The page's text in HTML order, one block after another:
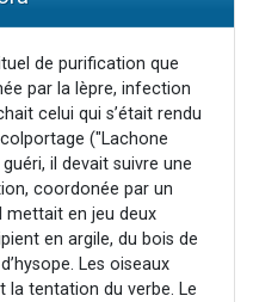
pour étudier en groupe sur Zoom
son Maasser
son Maasser
de purification que
par la lèpre, infection
celui qui s’était rendu
("Lachone
il devait suivre une
coordonée par un
mettait en jeu deux
en argile, du bois de
Les oiseaux
la tentation du verbe. Le